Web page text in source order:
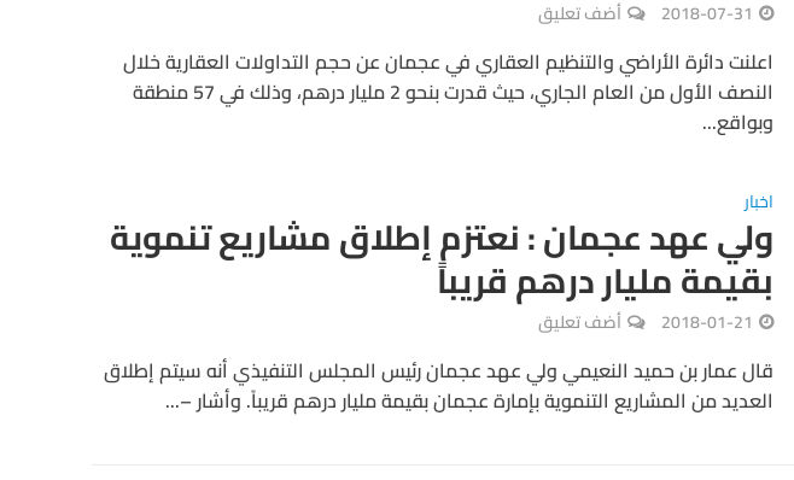
2018-07-31 أضف تعليق
اعلنت دائرة الأراضي والتنظيم العقاري في عجمان عن حجم التداولات العقارية خلال
النصف الأول من العام الجاري، حيث قدرت بنحو 2 مليار درهم، وذلك في 57 منطقة
وبواقع...
اخبار
ولي عهد عجمان : نعتزم إطلاق مشاريع تنموية
بقيمة مليار درهم قريباً
2018-01-21 أضف تعليق
قال عمار بن حميد النعيمي ولي عهد عجمان رئيس المجلس التنفيذي أنه سيتم إطلاق
العديد من المشاريع التنموية بإمارة عجمان بقيمة مليار درهم قريباً. وأشار –...